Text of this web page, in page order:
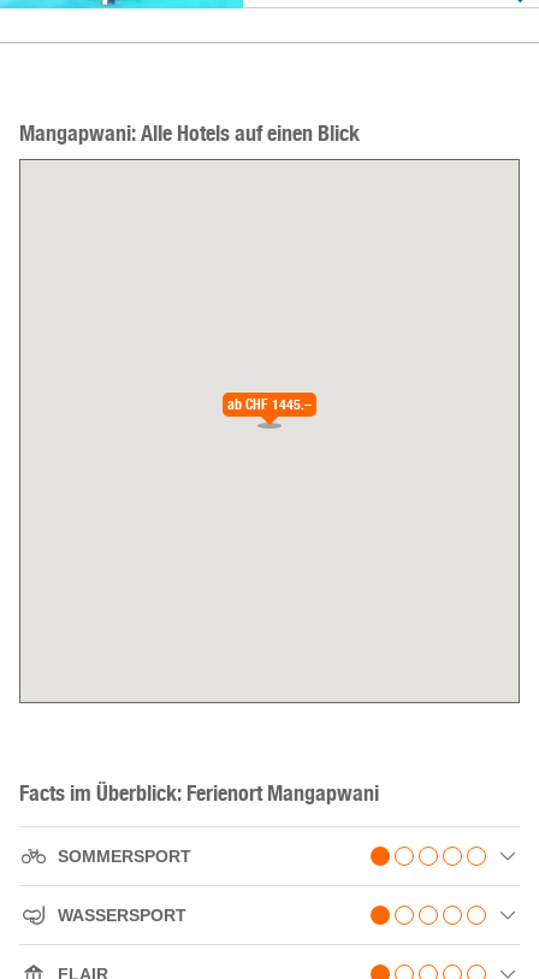
Mangapwani: Alle Hotels auf einen Blick
ab CHF 1445.–
Facts im Überblick: Ferienort Mangapwani
SOMMERSPORT
WASSERSPORT
FLAIR